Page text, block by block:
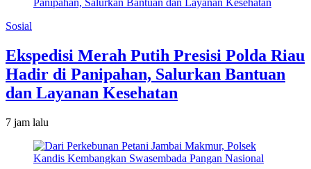
Sosial
Ekspedisi Merah Putih Presisi Polda Riau
Hadir di Panipahan, Salurkan Bantuan
dan Layanan Kesehatan
7 jam lalu